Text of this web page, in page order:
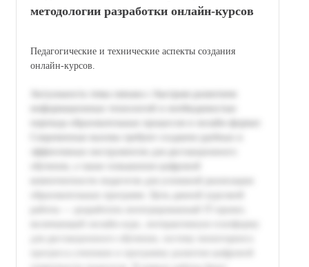
методологии разработки онлайн-курсов
Педагогические и технические аспекты создания
онлайн-курсов.